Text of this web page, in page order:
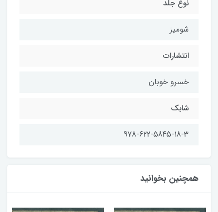
نوع جلد
شومیز
انتشارات
خسرو خوبان
شابك
978-622-5845-18-3
همچنین بخوانید